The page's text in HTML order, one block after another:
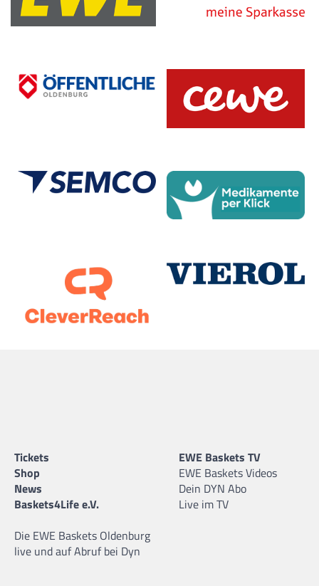
Tickets
Shop
News
Baskets4Life e.V.
Die EWE Baskets Oldenburg
live und auf Abruf bei Dyn
EWE Baskets TV
EWE Baskets Videos
Dein DYN Abo
Live im TV